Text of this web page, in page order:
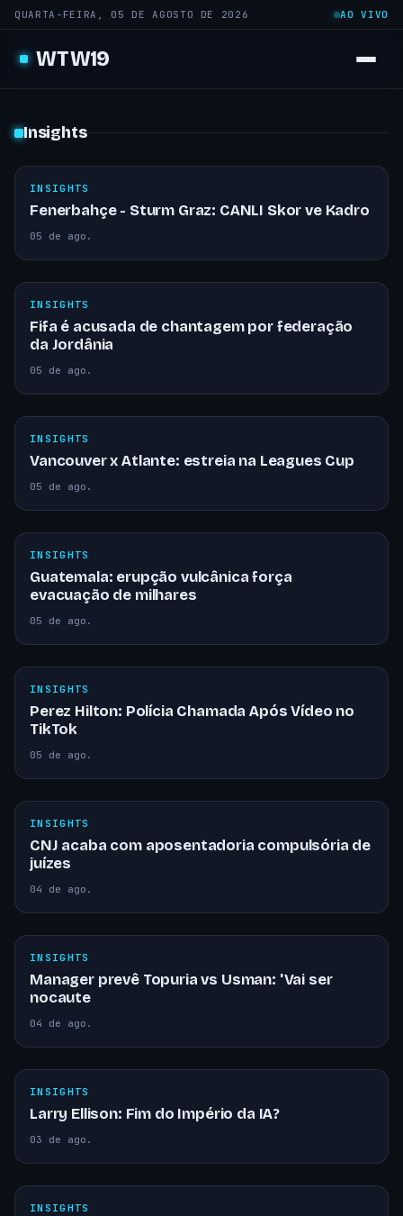
QUARTA-FEIRA, 05 DE AGOSTO DE 2026 AO VIVO
WTW19
Insights
INSIGHTS
Fenerbahçe - Sturm Graz: CANLI Skor ve Kadro
05 de ago.
INSIGHTS
Fifa é acusada de chantagem por federação
da Jordânia
05 de ago.
INSIGHTS
Vancouver x Atlante: estreia na Leagues Cup
05 de ago.
INSIGHTS
Guatemala: erupção vulcânica força
evacuação de milhares
05 de ago.
INSIGHTS
Perez Hilton: Polícia Chamada Após Vídeo no
TikTok
05 de ago.
INSIGHTS
CNJ acaba com aposentadoria compulsória de
juízes
04 de ago.
INSIGHTS
Manager prevê Topuria vs Usman: 'Vai ser
nocaute
04 de ago.
INSIGHTS
Larry Ellison: Fim do Império da IA?
03 de ago.
INSIGHTS